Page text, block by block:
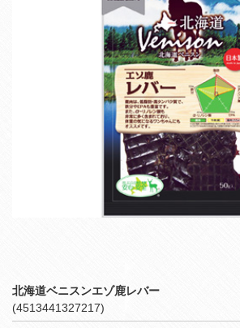
北海道ベニスンエゾ鹿レバー
(4513441327217)